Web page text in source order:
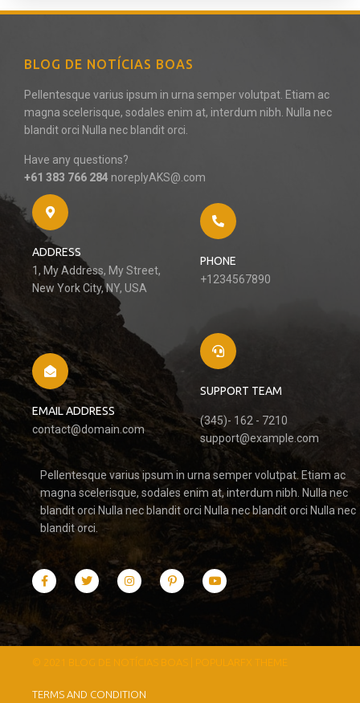
BLOG DE NOTÍCIAS BOAS
Pellentesque varius ipsum in urna semper volutpat. Etiam ac
magna scelerisque, sodales enim at, interdum nibh. Nulla nec
blandit orci Nulla nec blandit orci.
Have any questions?
+61 383 766 284 noreplyAKS@.com
ADDRESS
1, My Address, My Street,
New York City, NY, USA
PHONE
+1234567890
EMAIL ADDRESS
contact@domain.com
SUPPORT TEAM
(345)- 162 - 7210
support@example.com
Pellentesque varius ipsum in urna semper volutpat. Etiam ac
magna scelerisque, sodales enim at, interdum nibh. Nulla nec
blandit orci Nulla nec blandit orci Nulla nec blandit orci Nulla nec
blandit orci.
© 2021 BLOG DE NOTÍCIAS BOAS | POPULARFX THEME
TERMS AND CONDITION